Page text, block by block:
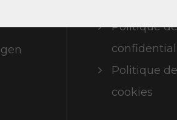
Politique de
Politique de
cookies